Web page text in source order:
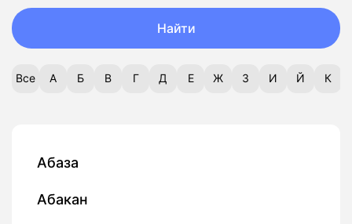
Найти
Все А Б В Г Д Е Ж З И Й К
Абаза
Абакан